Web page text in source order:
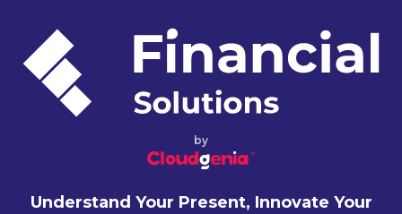
by
Understand Your Present, Innovate Your